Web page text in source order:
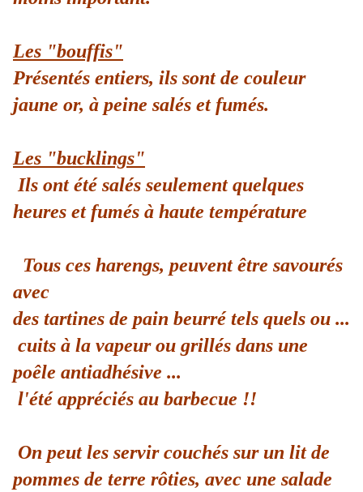
Les "bouffis"
Présentés entiers, ils sont de couleur
jaune or, à peine salés et fumés.
Les "bucklings"
Ils ont été salés seulement quelques
heures et fumés à haute température
Tous ces harengs, peuvent être savourés
avec
des tartines de pain beurré tels quels ou ...
cuits à la vapeur ou grillés dans une
poêle antiadhésive ...
l'été appréciés au barbecue !!
On peut les servir couchés sur un lit de
pommes de terre rôties, avec une salade